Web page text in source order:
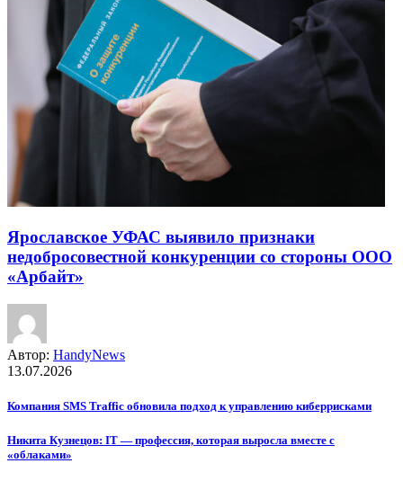
Ярославское УФАС выявило признаки
недобросовестной конкуренции со стороны ООО
«Арбайт»
Автор: HandyNews
13.07.2026
Компания SMS Traffic обновила подход к управлению киберрисками
Никита Кузнецов: IT — профессия, которая выросла вместе с
«облаками»